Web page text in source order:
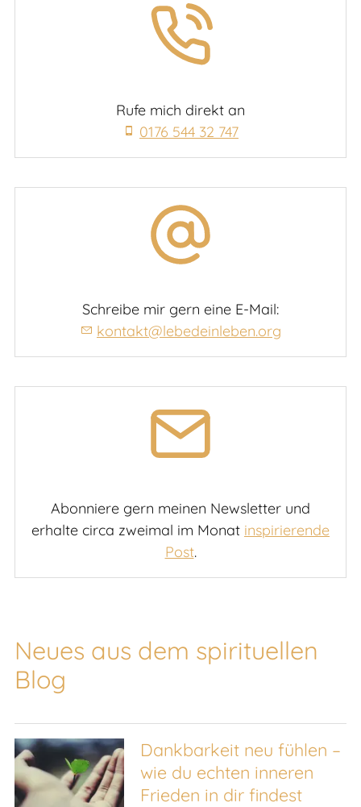
Rufe mich direkt an
0176 544 32 747
Schreibe mir gern eine E-Mail:
kontakt@lebedeinleben.org
Abonniere gern meinen Newsletter und
erhalte circa zweimal im Monat inspirierende
Post.
Neues aus dem spirituellen
Blog
Dankbarkeit neu fühlen –
wie du echten inneren
Frieden in dir findest